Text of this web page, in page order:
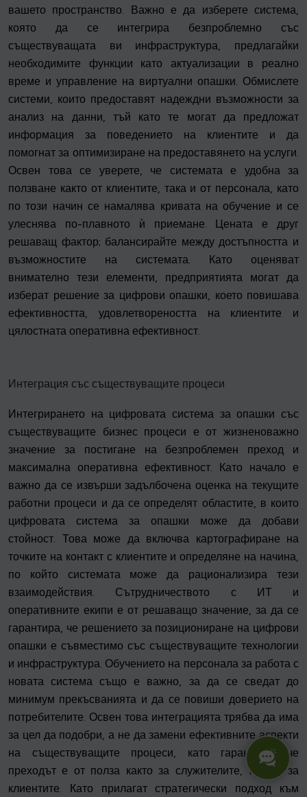
вашето пространство. Важно е да изберете система,
която да се интегрира безпроблемно със
съществуващата ви инфраструктура, предлагайки
необходимите функции като актуализации в реално
време и управление на виртуални опашки. Обмислете
системи, които предоставят надеждни възможности за
анализ на данни, тъй като те могат да предложат
информация за поведението на клиентите и да
помогнат за оптимизиране на предоставянето на услуги.
Освен това се уверете, че системата е удобна за
ползване както от клиентите, така и от персонала, като
по този начин се намалява кривата на обучение и се
улеснява по-плавното ѝ приемане. Цената е друг
решаващ фактор; балансирайте между достъпността и
възможностите на системата. Като оценяват
внимателно тези елементи, предприятията могат да
изберат решение за цифрови опашки, което повишава
ефективността, удовлетвореността на клиентите и
цялостната оперативна ефективност.
Интеграция със съществуващите процеси
Интегрирането на цифровата система за опашки със
съществуващите бизнес процеси е от жизненоважно
значение за постигане на безпроблемен преход и
максимална оперативна ефективност. Като начало е
важно да се извърши задълбочена оценка на текущите
работни процеси и да се определят областите, в които
цифровата система за опашки може да добави
стойност. Това може да включва картографиране на
точките на контакт с клиентите и определяне на начина,
по който системата може да рационализира тези
взаимодействия. Сътрудничеството с ИТ и
оперативните екипи е от решаващо значение, за да се
гарантира, че решението за позициониране на цифрови
опашки е съвместимо със съществуващите технологии
и инфраструктура. Обучението на персонала за работа с
новата система също е важно, за да се сведат до
минимум прекъсванията и да се повиши доверието на
потребителите. Освен това интеграцията трябва да има
за цел да подобри, а не да замени ефективните аспекти
на съществуващите процеси, като гарантира, че
преходът е от полза както за служителите, така и за
клиентите. Като прилагат стратегически подход към